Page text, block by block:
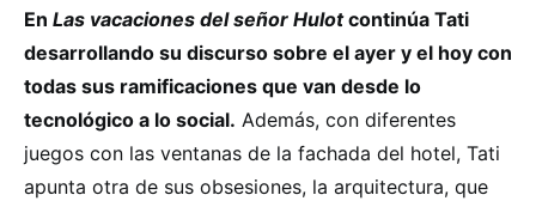
En Las vacaciones del señor Hulotcontinúa Tati
desarrollando su discurso sobre el ayer y el hoy con
todas sus ramificaciones que van desde lo
tecnológico a lo social. Además, con diferentes
juegos con las ventanas de la fachada del hotel, Tati
apunta otra de sus obsesiones, la arquitectura, que